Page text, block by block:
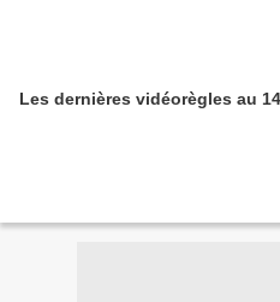
Les dernières vidéorègles au